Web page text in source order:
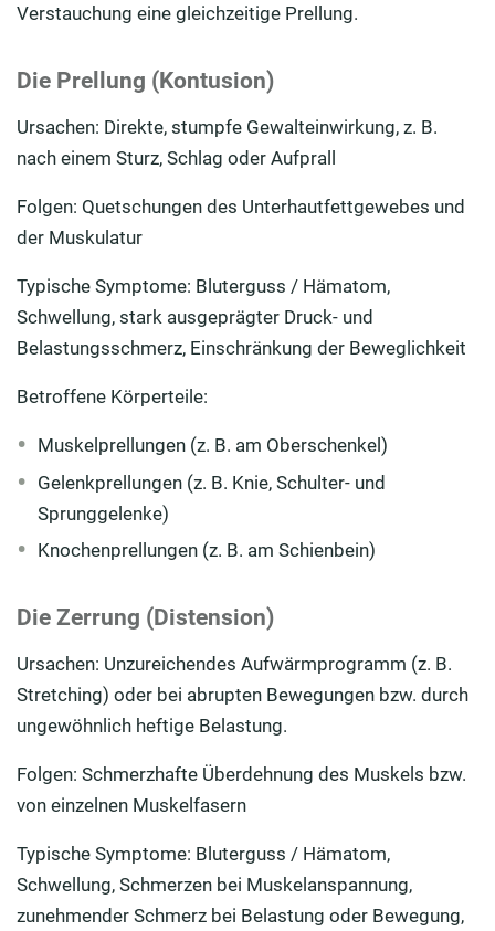
Verstauchung eine gleichzeitige Prellung.
Die Prellung (Kontusion)
Ursachen: Direkte, stumpfe Gewalteinwirkung, z. B.
nach einem Sturz, Schlag oder Aufprall
Folgen: Quetschungen des Unterhautfettgewebes und
der Muskulatur
Typische Symptome: Bluterguss / Hämatom,
Schwellung, stark ausgeprägter Druck- und
Belastungsschmerz, Einschränkung der Beweglichkeit
Betroffene Körperteile:
Muskelprellungen (z. B. am Oberschenkel)
Gelenkprellungen (z. B. Knie, Schulter- und
Sprunggelenke)
Knochenprellungen (z. B. am Schienbein)
Die Zerrung (Distension)
Ursachen: Unzureichendes Aufwärmprogramm (z. B.
Stretching) oder bei abrupten Bewegungen bzw. durch
ungewöhnlich heftige Belastung.
Folgen: Schmerzhafte Überdehnung des Muskels bzw.
von einzelnen Muskelfasern
Typische Symptome: Bluterguss / Hämatom,
Schwellung, Schmerzen bei Muskelanspannung,
zunehmender Schmerz bei Belastung oder Bewegung,